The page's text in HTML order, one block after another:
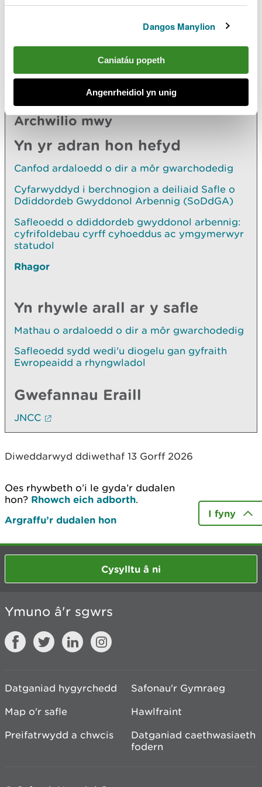
Dangos Manylion
Caniatáu popeth
Angenrheidiol yn unig
gyfer safleoedd morol Ewropeaidd
Archwilio mwy
Yn yr adran hon hefyd
Canfod ardaloedd o dir a môr gwarchodedig
Cyfarwyddyd i berchnogion a deiliaid Safle o
Ddiddordeb Gwyddonol Arbennig (SoDdGA)
Safleoedd o ddiddordeb gwyddonol arbennig:
cyfrifoldebau cyrff cyhoeddus ac ymgymerwyr
statudol
Rhagor
Yn rhywle arall ar y safle
Mathau o ardaloedd o dir a môr gwarchodedig
Safleoedd sydd wedi'u diogelu gan gyfraith
Ewropeaidd a rhyngwladol
Gwefannau Eraill
JNCC
Diweddarwyd ddiwethaf 13 Gorff 2026
Oes rhywbeth o’i le gyda’r dudalen
hon? Rhowch eich adborth.
Argraffu’r dudalen hon
I fyny
Cysylltu â ni
Ymuno â'r sgwrs
Datganiad hygyrchedd
Safonau'r Gymraeg
Map o'r safle
Hawlfraint
Preifatrwydd a chwcis
Datganiad caethwasiaeth
fodern